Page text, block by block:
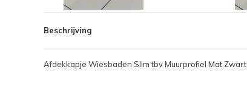
Beschrijving
Afdekkapje Wiesbaden Slim tbv Muurprofiel Mat Zwart